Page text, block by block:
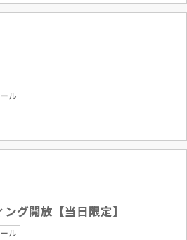
ル
グ開放【当日限定】
ル